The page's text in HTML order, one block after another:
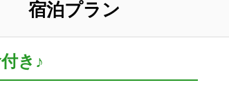
宿泊プラン
き♪